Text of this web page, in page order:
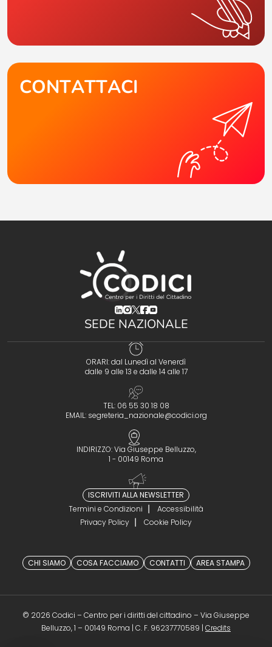
CONTATTACI
(opens in a new tab)
(opens in a new tab)
(opens in a new tab)
(opens in a new tab)
(opens in a new tab)
SEDE NAZIONALE
ORARI: dal Lunedì al Venerdì
dalle 9 alle 13 e dalle 14 alle 17
TEL: 06 55 30 18 08
EMAIL: segreteria_nazionale@codici.org
INDIRIZZO: Via Giuseppe Belluzzo,
1 - 00149 Roma
ISCRIVITI ALLA NEWSLETTER
Termini e Condizioni
Accessibilità
Privacy Policy
Cookie Policy
CHI SIAMO COSA FACCIAMO CONTATTI AREA STAMPA
© 2026 Codici – Centro per i diritti del cittadino – Via Giuseppe
Belluzzo, 1 – 00149 Roma | C. F. 96237770589 | Credits